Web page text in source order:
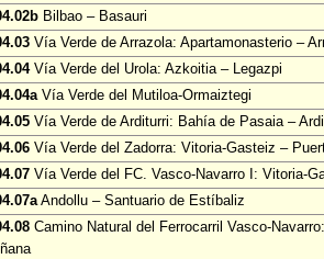
Bilbao – Basauri
Vía Verde de Arrazola: Apartamonasterio –
Vía Verde del Urola: Azkoitia – Legazpi
Vía Verde del Mutiloa-Ormaiztegi
Vía Verde de Arditurri: Bahía de Pasaia –
Vía Verde del Zadorra: Vitoria-Gasteiz –
Vía Verde del FC. Vasco-Navarro I: Vitoria-
Andollu – Santuario de Estíbaliz
Camino Natural del Ferrocarril Vasco-